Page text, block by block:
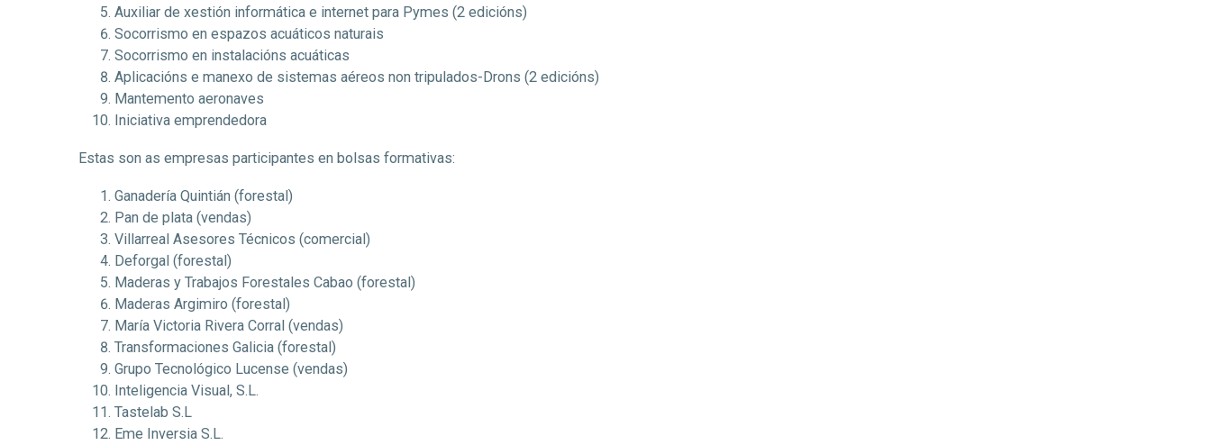
Auxiliar de xestión informática e internet para Pymes (2 edicións)
Socorrismo en espazos acuáticos naturais
Socorrismo en instalacións acuáticas
Aplicacións e manexo de sistemas aéreos non tripulados-Drons (2 edicións)
Mantemento aeronaves
Iniciativa emprendedora
Estas son as empresas participantes en bolsas formativas:
Ganadería Quintián (forestal)
Pan de plata (vendas)
Villarreal Asesores Técnicos (comercial)
Deforgal (forestal)
Maderas y Trabajos Forestales Cabao (forestal)
Maderas Argimiro (forestal)
María Victoria Rivera Corral (vendas)
Transformaciones Galicia (forestal)
Grupo Tecnológico Lucense (vendas)
Inteligencia Visual, S.L.
Tastelab S.L
Eme Inversia S.L.